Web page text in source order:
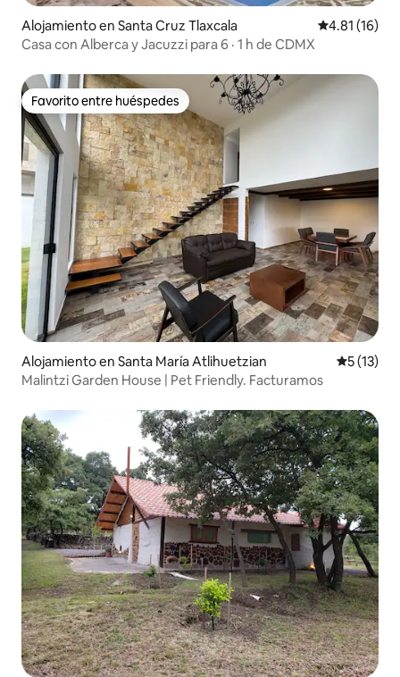
Alojamiento en Santa Cruz Tlaxcala Calificación
4.81 (16)
Casa con Alberca y Jacuzzi para 6 · 1 h de CDMX
Favorito entre huéspedes
Favorito entre huéspedes
Alojamiento en Santa María Atlihuetzian
5 (13)
Malintzi Garden House | Pet Friendly. Facturamos